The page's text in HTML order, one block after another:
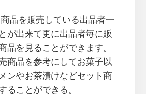
商品を販売している出品者一
が出来て更に出品者毎に販
品を見ることができます。
商品を参考にしてお菓子以
ンやお茶漬けなどセット商
ることができる。